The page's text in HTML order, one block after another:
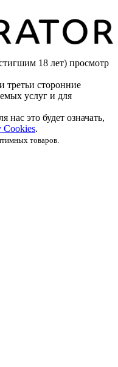
18 лет) просмотр
сторонние
услуг и для
это будет означать,
Cookies.
товаров.